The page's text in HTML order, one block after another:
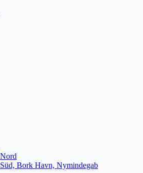
Bork Havn, Nymindegab